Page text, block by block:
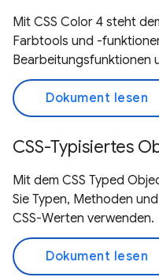
Mit CSS Color 4 steht
Farbtools und -
Bearbeitungsfunktionen
Dokument lesen
CSS-Typisiertes
Mit dem CSS Typed
Sie Typen, Methoden
CSS-Werten verwenden.
Dokument lesen